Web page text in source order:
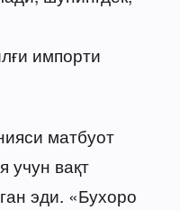
импорти
матбуот
учун вақт
эди. «Бухоро